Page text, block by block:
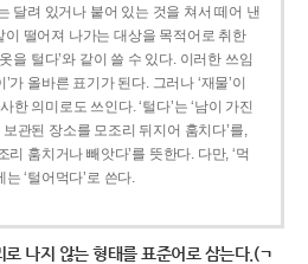
달려 있거나 붙어 있는 것을 쳐서 떼어 낸
이 떨어져 나가는 대상을 목적어로 취한
을 털다’와 같이 쓸 수 있다. 이러한 쓰임
가 올바른 표기가 된다. 그러나 ‘재물’이
한 의미로도 쓰인다. ‘털다’는 ‘남이 가진
관된 장소를 모조리 뒤지어 훔치다’를,
리 훔치거나 빼앗다’를 뜻한다. 다만, ‘먹
‘털어먹다’로 쓴다.
나지 않는 형태를 표준어로 삼는다.(ㄱ